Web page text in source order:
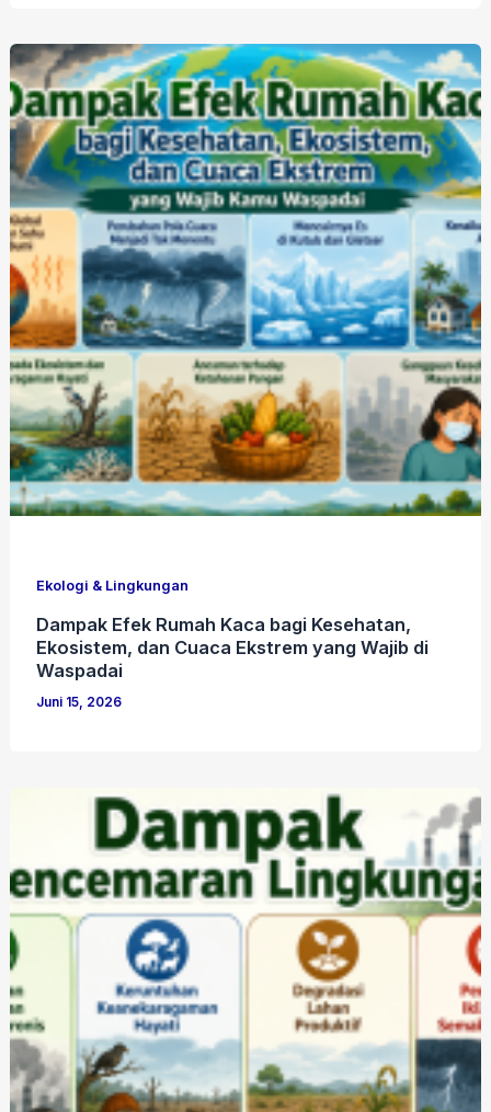
Ekologi & Lingkungan
Dampak Efek Rumah Kaca bagi Kesehatan,
Ekosistem, dan Cuaca Ekstrem yang Wajib di
Waspadai
Juni 15, 2026